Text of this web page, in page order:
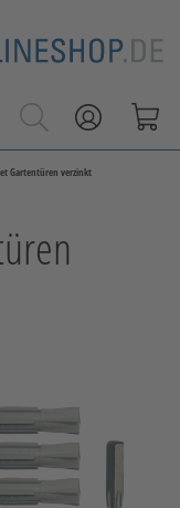
Gartentüren verzinkt